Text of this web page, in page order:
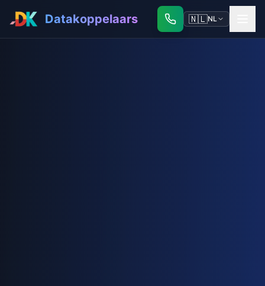
Datakoppelaars 🇳🇱NL